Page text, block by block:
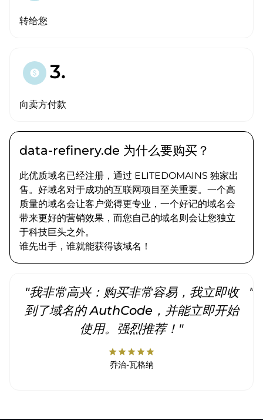
转给您
paid 3.
向卖方付款
data-refinery.de 为什么要购买？
此优质域名已经注册，通过 ELITEDOMAINS 独家出
售。好域名对于成功的互联网项目至关重要。一个高
质量的域名会让客户觉得更专业，一个好记的域名会
带来更好的营销效果，而您自己的域名则会让您独立
于科技巨头之外。
谁先出手，谁就能获得该域名！
"我非常高兴：购买非常容易，我立即收
到了域名的 AuthCode，并能立即开始
使用。强烈推荐！"
starstarstarstarstar
乔治-瓦格纳
"